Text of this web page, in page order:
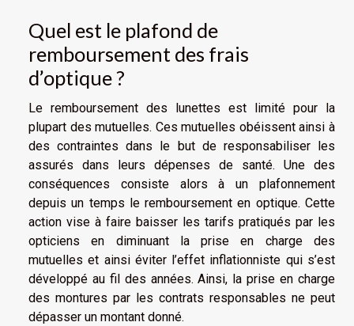
Quel est le plafond de
remboursement des frais
d’optique ?
Le remboursement des lunettes est limité pour la
plupart des mutuelles. Ces mutuelles obéissent ainsi à
des contraintes dans le but de responsabiliser les
assurés dans leurs dépenses de santé. Une des
conséquences consiste alors à un plafonnement
depuis un temps le remboursement en optique. Cette
action vise à faire baisser les tarifs pratiqués par les
opticiens en diminuant la prise en charge des
mutuelles et ainsi éviter l’effet inflationniste qui s’est
développé au fil des années. Ainsi, la prise en charge
des montures par les contrats responsables ne peut
dépasser un montant donné.